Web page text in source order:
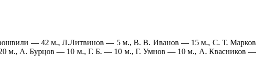
— 42 м., Л.Литвинов — 5 м., В. В. Иванов — 15 м., С. Т. Марков
А. Бурцов — 10 м., Г. Б. — 10 м., Г. Умнов — 10 м., А. Квасников —